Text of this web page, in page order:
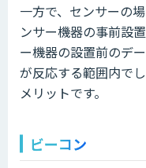
一方で、センサーの
ンサー機器の事前設
ー機器の設置前のデ
が反応する範囲内で
メリットです。
ビーコン